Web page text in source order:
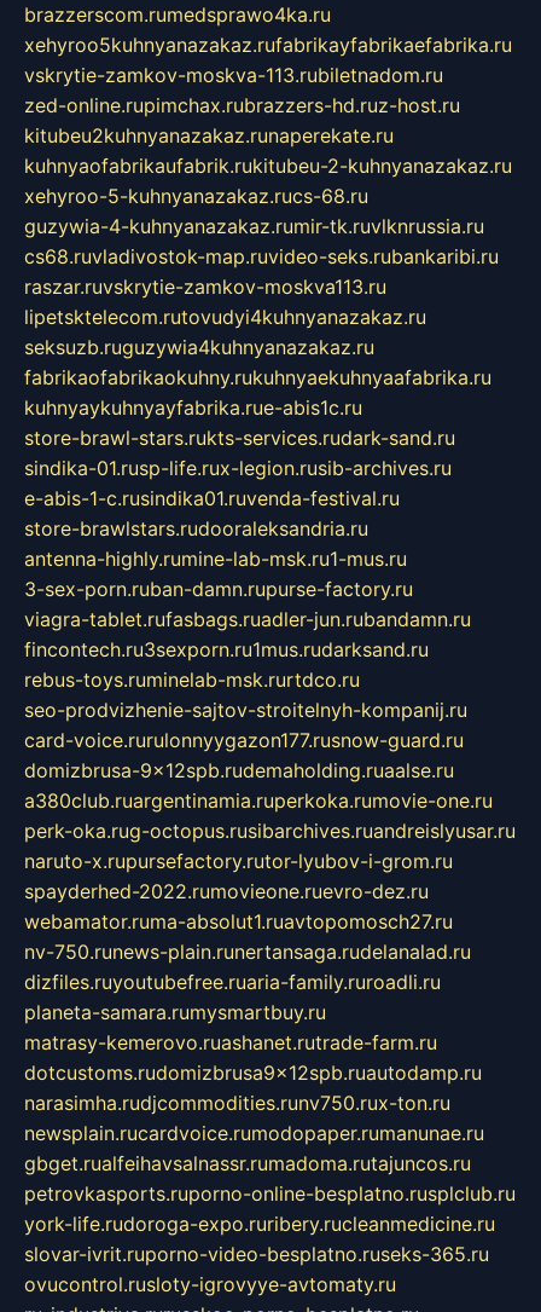
brazzerscom.rumedsprawo4ka.ru
xehyroo5kuhnyanazakaz.rufabrikayfabrikaefabrika.ru
vskrytie-zamkov-moskva-113.rubiletnadom.ru
zed-online.rupimchax.rubrazzers-hd.ruz-host.ru
kitubeu2kuhnyanazakaz.runaperekate.ru
kuhnyaofabrikaufabrik.rukitubeu-2-kuhnyanazakaz.ru
xehyroo-5-kuhnyanazakaz.rucs-68.ru
guzywia-4-kuhnyanazakaz.rumir-tk.ruvlknrussia.ru
cs68.ruvladivostok-map.ruvideo-seks.rubankaribi.ru
raszar.ruvskrytie-zamkov-moskva113.ru
lipetsktelecom.rutovudyi4kuhnyanazakaz.ru
seksuzb.ruguzywia4kuhnyanazakaz.ru
fabrikaofabrikaokuhny.rukuhnyaekuhnyaafabrika.ru
kuhnyaykuhnyayfabrika.rue-abis1c.ru
store-brawl-stars.rukts-services.rudark-sand.ru
sindika-01.rusp-life.rux-legion.rusib-archives.ru
e-abis-1-c.rusindika01.ruvenda-festival.ru
store-brawlstars.rudooraleksandria.ru
antenna-highly.rumine-lab-msk.ru1-mus.ru
3-sex-porn.ruban-damn.rupurse-factory.ru
viagra-tablet.rufasbags.ruadler-jun.rubandamn.ru
fincontech.ru3sexporn.ru1mus.rudarksand.ru
rebus-toys.ruminelab-msk.rurtdco.ru
seo-prodvizhenie-sajtov-stroitelnyh-kompanij.ru
card-voice.rurulonnyygazon177.rusnow-guard.ru
domizbrusa-9x12spb.rudemaholding.ruaalse.ru
a380club.ruargentinamia.ruperkoka.rumovie-one.ru
perk-oka.rug-octopus.rusibarchives.ruandreislyusar.ru
naruto-x.rupursefactory.rutor-lyubov-i-grom.ru
spayderhed-2022.rumovieone.ruevro-dez.ru
webamator.ruma-absolut1.ruavtopomosch27.ru
nv-750.runews-plain.runertansaga.rudelanalad.ru
dizfiles.ruyoutubefree.ruaria-family.ruroadli.ru
planeta-samara.rumysmartbuy.ru
matrasy-kemerovo.ruashanet.rutrade-farm.ru
dotcustoms.rudomizbrusa9x12spb.ruautodamp.ru
narasimha.rudjcommodities.runv750.rux-ton.ru
newsplain.rucardvoice.rumodopaper.rumanunae.ru
gbget.rualfeihavsalnassr.rumadoma.rutajuncos.ru
petrovkasports.ruporno-online-besplatno.rusplclub.ru
york-life.rudoroga-expo.ruribery.rucleanmedicine.ru
slovar-ivrit.ruporno-video-besplatno.ruseks-365.ru
ovucontrol.rusloty-igrovyye-avtomaty.ru